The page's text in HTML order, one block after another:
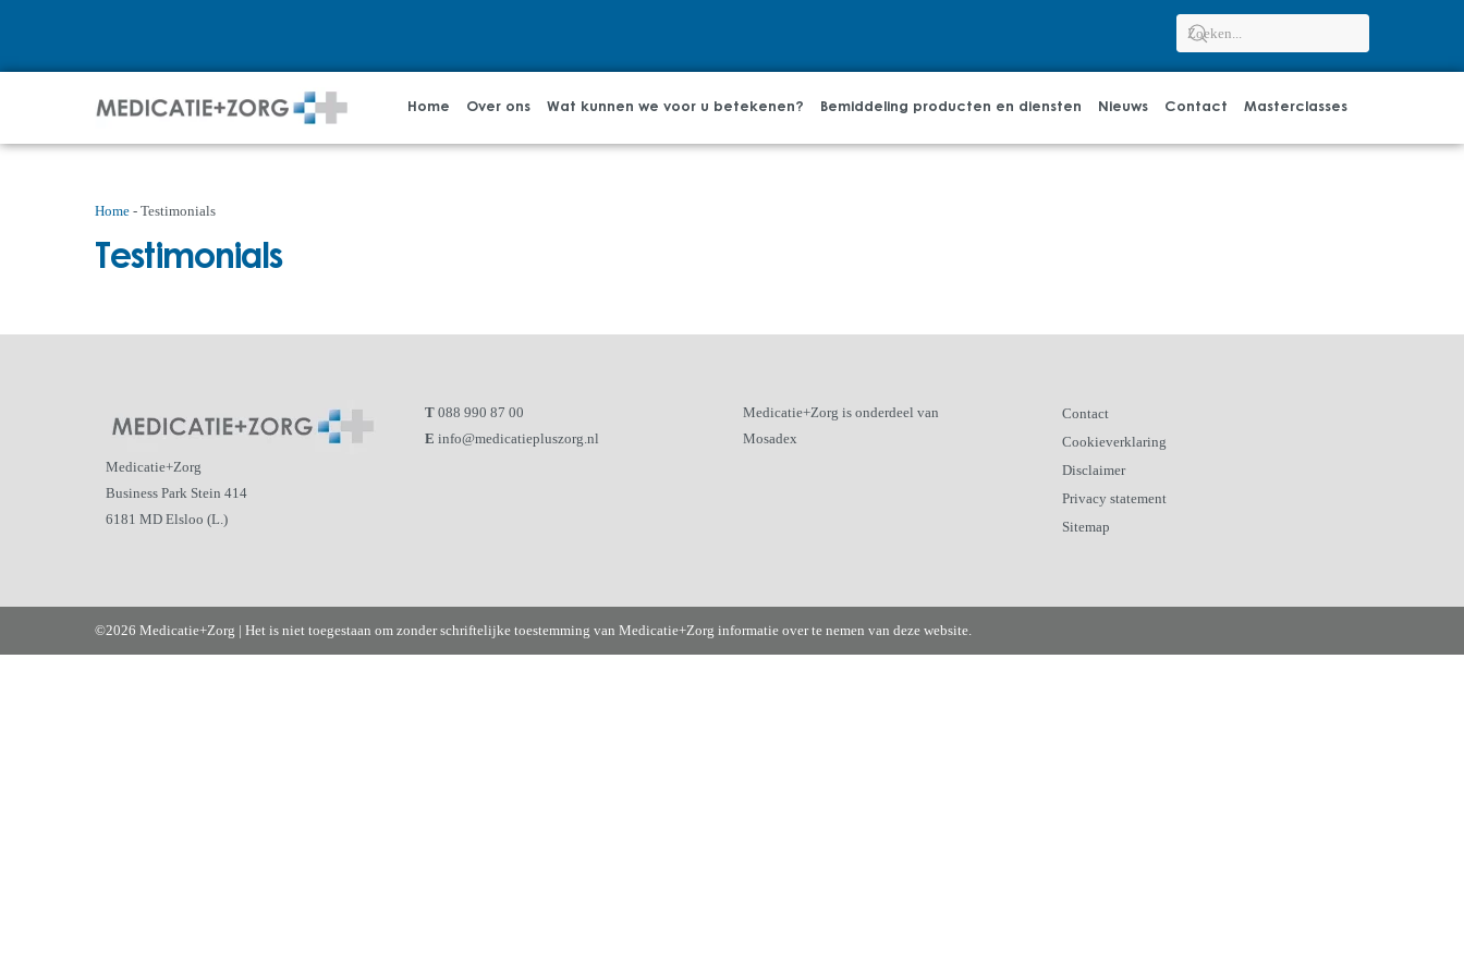
Home Over ons Wat kunnen we voor u betekenen? Bemiddeling producten en diensten Nieuws Contact Masterclasses
Home - Testimonials
Testimonials
Medicatie+Zorg
Business Park Stein 414
6181 MD Elsloo (L.)
T 088 990 87 00
E info@medicatiepluszorg.nl
Medicatie+Zorg is onderdeel van
Mosadex
Contact
Cookieverklaring
Disclaimer
Privacy statement
Sitemap
©2026 Medicatie+Zorg | Het is niet toegestaan om zonder schriftelijke toestemming van Medicatie+Zorg informatie over te nemen van deze website.